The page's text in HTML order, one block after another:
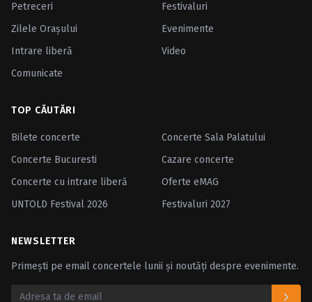
Petreceri
Festivaluri
Zilele Oraşului
Evenimente
Intrare liberă
Video
Comunicate
TOP CĂUTĂRI
Bilete concerte
Concerte Sala Palatului
Concerte Bucuresti
Cazare concerte
Concerte cu intrare liberă
Oferte eMAG
UNTOLD Festival 2026
Festivaluri 2027
NEWSLETTER
Primești pe email concertele lunii și noutăți despre evenimente.